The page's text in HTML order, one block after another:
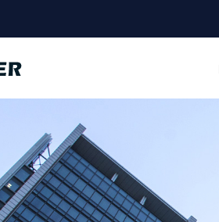
Universal - go to homepage